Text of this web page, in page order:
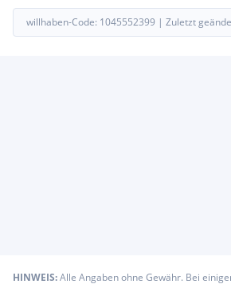
0YJ
Benennung
1EX
willhaben-Code: 1045552399 | Zuletzt
HINWEIS:Alle Angaben ohne Gewähr. Bei